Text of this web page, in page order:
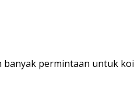
banyak permintaan untuk